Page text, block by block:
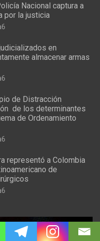
Nacional captura a
por la justicia
en
almacenar armas
de Distracción
de los determinantes
de Ordenamiento
representó a Colombia
de